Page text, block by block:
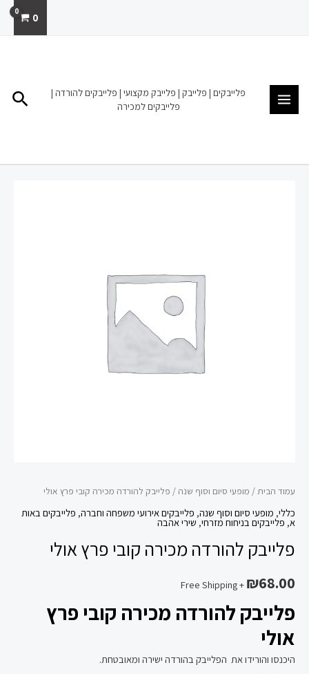
0
פלייבקים | פלייבק | פלייבק מקצועי | פלייבקים להורדה |
פלייבקים למכירה
עמוד הבית/ מופעי סיום וסוף שנה / פלייבק להורדה מכירה קובי פרץ אולי
כללי, מופעי סיום וסוף שנה, פלייבקים אירועי משפחה וחברה, פלייבקים באות
א, פלייבקים בניחוח מזרחי,שירי אהבה
פלייבק להורדה מכירה קובי פרץ אולי
₪68.00
+ Free Shipping
פלייבק להורדה מכירה קובי פרץ
אולי
היכנסו והורידו את הפלייבק בהורדה ישירה ומאובטחת.